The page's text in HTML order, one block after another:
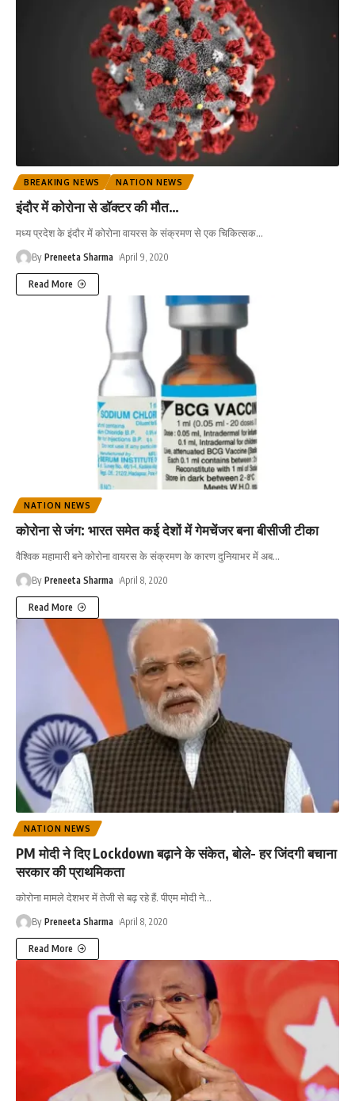
BREAKING NEWS NATION NEWS
इंदौर में कोरोना से डॉक्टर की मौत…
मध्य प्रदेश के इंदौर में कोरोना वायरस के संक्रमण से एक चिकित्सक…
By Preneeta Sharma April 9, 2020
Read More
NATION NEWS
कोरोना से जंग: भारत समेत कई देशों में गेमचेंजर बना बीसीजी टीका
वैश्विक महामारी बने कोरोना वायरस के संक्रमण के कारण दुनियाभर में अब…
By Preneeta Sharma April 8, 2020
Read More
NATION NEWS
PM मोदी ने दिए Lockdown बढ़ाने के संकेत, बोले- हर जिंदगी बचाना
सरकार की प्राथमिकता
कोरोना मामले देशभर में तेजी से बढ़ रहे हैं. पीएम मोदी ने…
By Preneeta Sharma April 8, 2020
Read More